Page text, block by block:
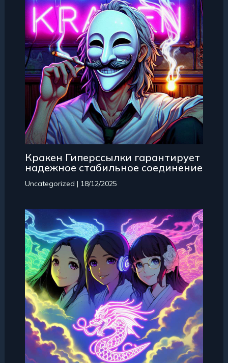
Кракен Гиперссылки гарантирует
надежное стабильное соединение
Uncategorized | 18/12/2025